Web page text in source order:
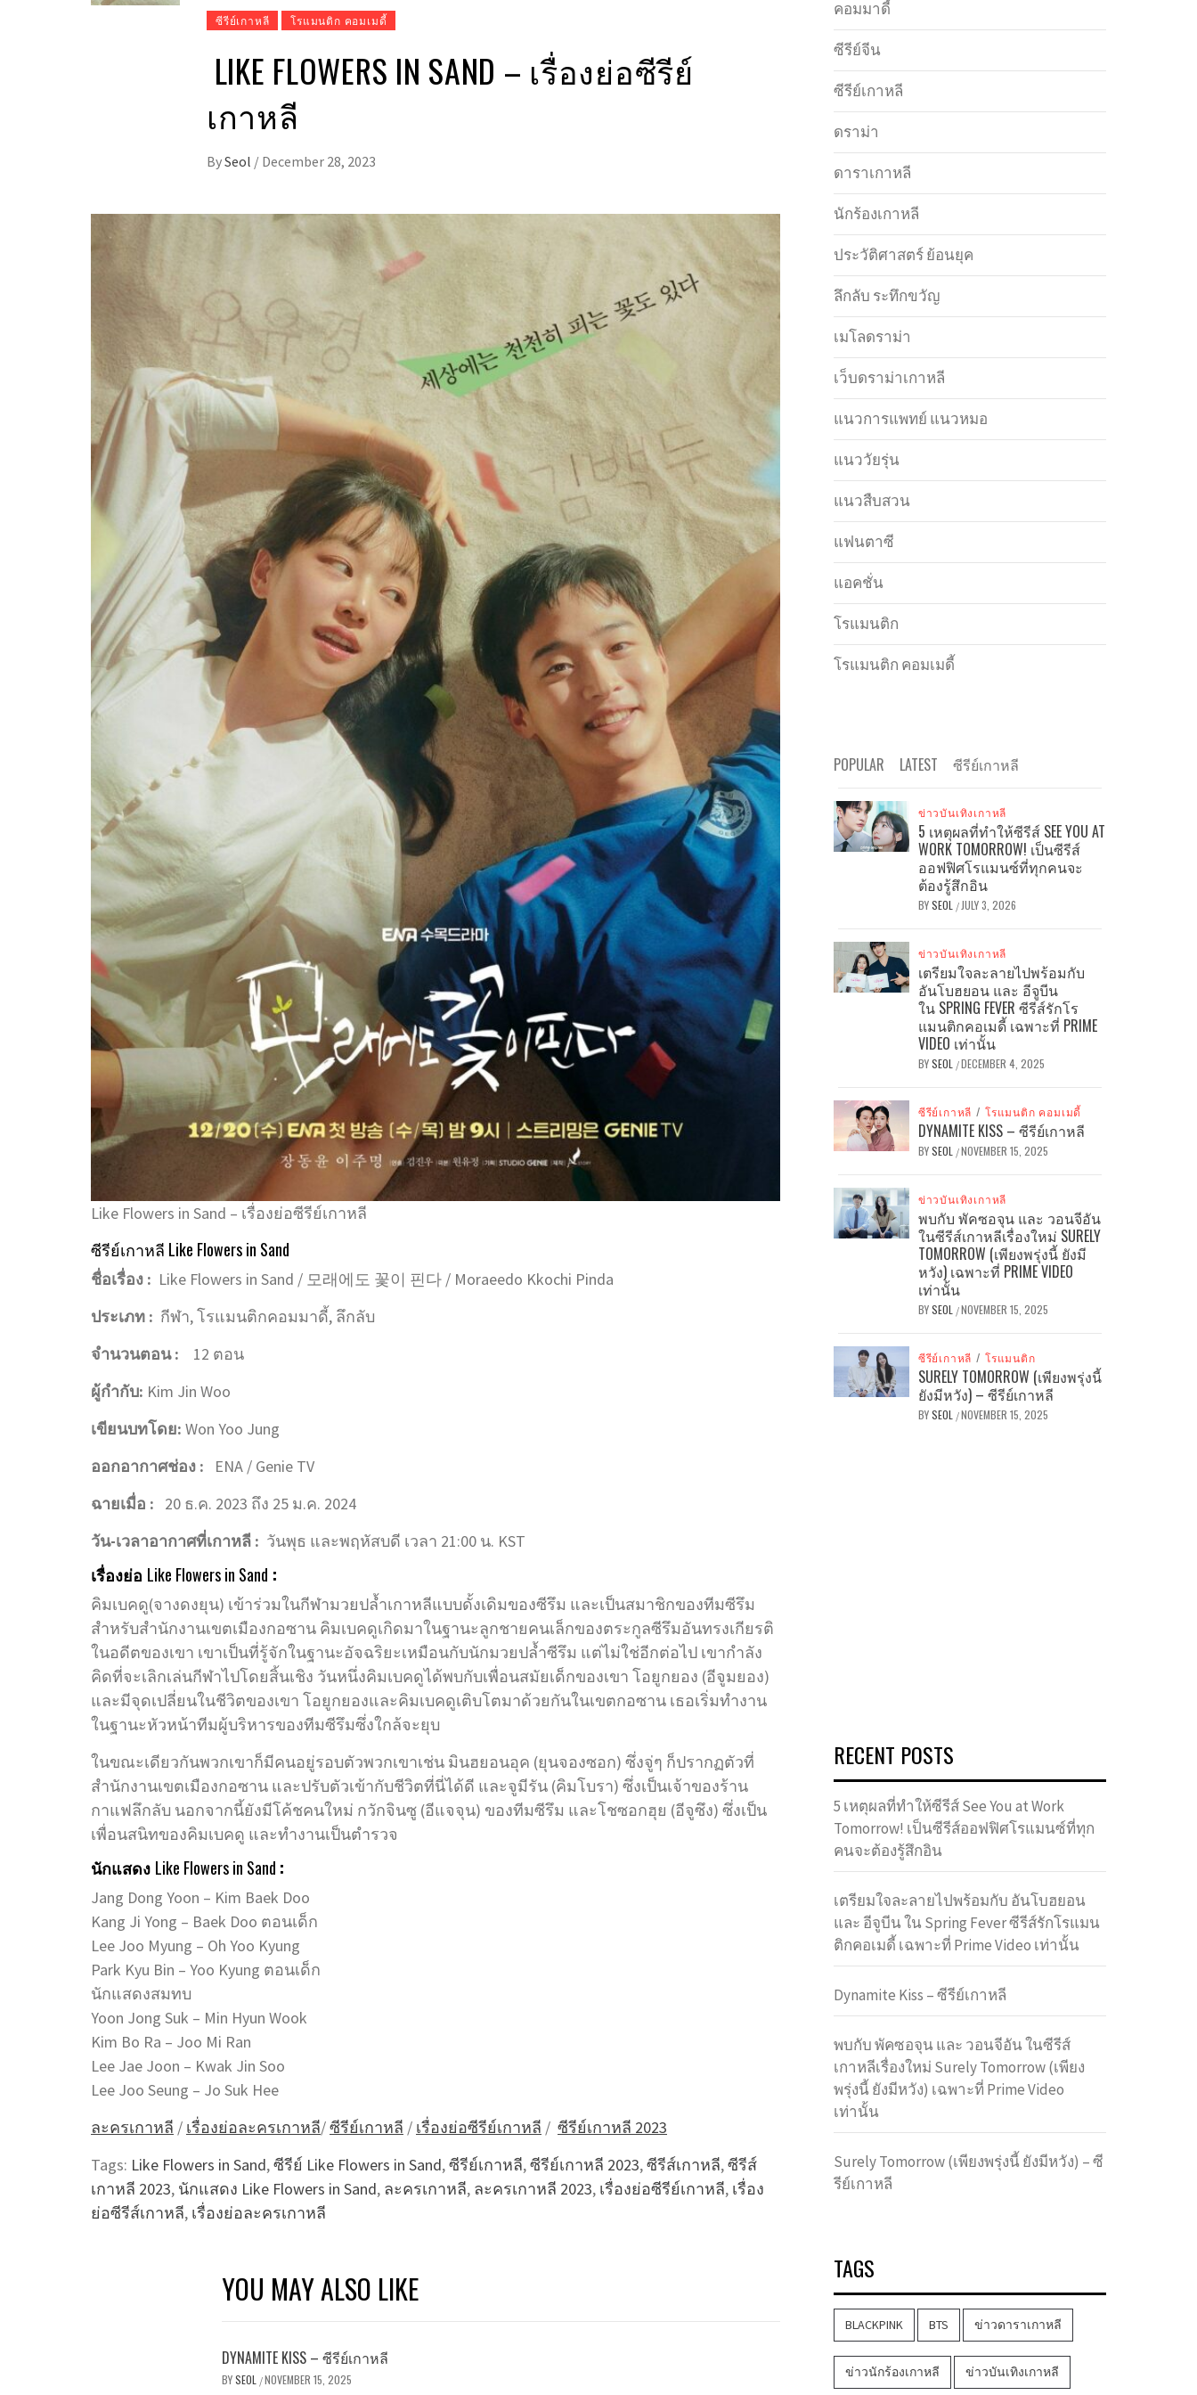
ซีรีย์เกาหลี โรแมนติก คอมเมดี้
LIKE FLOWERS IN SAND – เรื่องย่อซีรีย์
เกาหลี
BySeol / December 28, 2023
Like Flowers in Sand – เรื่องย่อซีรีย์เกาหลี
ซีรีย์เกาหลี Like Flowers in Sand
ชื่อเรื่อง : Like Flowers in Sand / 모래에도 꽃이 핀다 / Moraeedo Kkochi Pinda
ประเภท : กีฬา, โรแมนติกคอมมาดี้, ลึกลับ
จำนวนตอน :
12 ตอน
ผู้กำกับ: Kim Jin Woo
เขียนบทโดย: Won Yoo Jung
ออกอากาศช่อง :
ENA / Genie TV
ฉายเมื่อ :
20 ธ.ค. 2023 ถึง 25 ม.ค. 2024
วัน-เวลาอากาศที่เกาหลี : วันพุธ และพฤหัสบดี เวลา 21:00 น. KST
เรื่องย่อ Like Flowers in Sand :
คิมเบคดู(จางดงยุน) เข้าร่วมในกีฬามวยปล้ำเกาหลีแบบดั้งเดิมของซีรึม และเป็นสมาชิกของทีมซีรึม
สำหรับสำนักงานเขตเมืองกอซาน คิมเบคดูเกิดมาในฐานะลูกชายคนเล็กของตระกูลซีรึมอันทรงเกียรติ
ในอดีตของเขา เขาเป็นที่รู้จักในฐานะอัจฉริยะเหมือนกับนักมวยปล้ำซีรึม แต่ไม่ใช่อีกต่อไป เขากำลัง
คิดที่จะเลิกเล่นกีฬาไปโดยสิ้นเชิง วันหนึ่งคิมเบคดูได้พบกับเพื่อนสมัยเด็กของเขา โอยูกยอง (อีจูมยอง)
และมีจุดเปลี่ยนในชีวิตของเขา โอยูกยองและคิมเบคดูเติบโตมาด้วยกันในเขตกอซาน เธอเริ่มทำงาน
ในฐานะหัวหน้าทีมผู้บริหารของทีมซีรึมซึ่งใกล้จะยุบ
ในขณะเดียวกันพวกเขาก็มีคนอยู่รอบตัวพวกเขาเช่น มินฮยอนอุค (ยุนจองซอก) ซึ่งจู่ๆ ก็ปรากฏตัวที่
สำนักงานเขตเมืองกอซาน และปรับตัวเข้ากับชีวิตที่นี่ได้ดี และจูมีรัน (คิมโบรา) ซึ่งเป็นเจ้าของร้าน
กาแฟลึกลับ นอกจากนี้ยังมีโค้ชคนใหม่ กวักจินซู (อีแจจุน) ของทีมซีรึม และโชซอกฮุย (อีจูซึง) ซึ่งเป็น
เพื่อนสนิทของคิมเบคดู และทำงานเป็นตำรวจ
นักแสดง Like Flowers in Sand :
Jang Dong Yoon – Kim Baek Doo
Kang Ji Yong – Baek Doo ตอนเด็ก
Lee Joo Myung – Oh Yoo Kyung
Park Kyu Bin – Yoo Kyung ตอนเด็ก
นักแสดงสมทบ
Yoon Jong Suk – Min Hyun Wook
Kim Bo Ra – Joo Mi Ran
Lee Jae Joon – Kwak Jin Soo
Lee Joo Seung – Jo Suk Hee
ละครเกาหลี / เรื่องย่อละครเกาหลี/ซีรีย์เกาหลี / เรื่องย่อซีรีย์เกาหลี / ซีรีย์เกาหลี 2023
Tags: Like Flowers in Sand,ซีรีย์ Like Flowers in Sand,ซีรีย์เกาหลี,ซีรีย์เกาหลี 2023,ซีรีส์เกาหลี,ซีรีส์
เกาหลี 2023, นักแสดง Like Flowers in Sand, ละครเกาหลี, ละครเกาหลี 2023, เรื่องย่อซีรีย์เกาหลี, เรื่อง
ย่อซีรีส์เกาหลี, เรื่องย่อละครเกาหลี
YOU MAY ALSO LIKE
DYNAMITE KISS – ซีรีย์เกาหลี
BYSEOL /NOVEMBER 15, 2025
คอมมาดี้
ซีรีย์จีน
ซีรีย์เกาหลี
ดราม่า
ดาราเกาหลี
นักร้องเกาหลี
ประวัติศาสตร์ ย้อนยุค
ลึกลับ ระทึกขวัญ
เมโลดราม่า
เว็บดราม่าเกาหลี
แนวการแพทย์ แนวหมอ
แนววัยรุ่น
แนวสืบสวน
แฟนตาซี
แอคชั่น
โรแมนติก
โรแมนติก คอมเมดี้
POPULAR LATEST ซีรีย์เกาหลี
ข่าวบันเทิงเกาหลี
5 เหตุผลที่ทำให้ซีรีส์ SEE YOU AT
WORK TOMORROW! เป็นซีรีส์
ออฟฟิศโรแมนซ์ที่ทุกคนจะ
ต้องรู้สึกอิน
BYSEOL / JULY 3, 2026
ข่าวบันเทิงเกาหลี
เตรียมใจละลายไปพร้อมกับ
อันโบฮยอน และ อีจูบีน
ใน SPRING FEVER ซีรีส์รักโร
แมนติกคอเมดี้ เฉพาะที่ PRIME
VIDEO เท่านั้น
BYSEOL /DECEMBER 4, 2025
ซีรีย์เกาหลี / โรแมนติก คอมเมดี้
DYNAMITE KISS – ซีรีย์เกาหลี
BYSEOL /NOVEMBER 15, 2025
ข่าวบันเทิงเกาหลี
พบกับ พัคซอจุน และ วอนจีอัน
ในซีรีส์เกาหลีเรื่องใหม่ SURELY
TOMORROW (เพียงพรุ่งนี้ ยังมี
หวัง) เฉพาะที่ PRIME VIDEO
เท่านั้น
BYSEOL /NOVEMBER 15, 2025
ซีรีย์เกาหลี / โรแมนติก
SURELY TOMORROW (เพียงพรุ่งนี้
ยังมีหวัง) – ซีรีย์เกาหลี
BYSEOL /NOVEMBER 15, 2025
RECENT POSTS
5 เหตุผลที่ทำให้ซีรีส์ See You at Work
Tomorrow! เป็นซีรีส์ออฟฟิศโรแมนซ์ที่ทุก
คนจะต้องรู้สึกอิน
เตรียมใจละลายไปพร้อมกับ อันโบฮยอน
และ อีจูบีน ใน Spring Fever ซีรีส์รักโรแมน
ติกคอเมดี้ เฉพาะที่ Prime Video เท่านั้น
Dynamite Kiss – ซีรีย์เกาหลี
พบกับ พัคซอจุน และ วอนจีอัน ในซีรีส์
เกาหลีเรื่องใหม่ Surely Tomorrow (เพียง
พรุ่งนี้ ยังมีหวัง) เฉพาะที่ Prime Video
เท่านั้น
Surely Tomorrow (เพียงพรุ่งนี้ ยังมีหวัง) – ซี
รีย์เกาหลี
TAGS
BLACKPINK BTS ข่าวดาราเกาหลี
ข่าวนักร้องเกาหลี ข่าวบันเทิงเกาหลี